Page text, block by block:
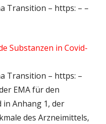
Transition – https: – –
Substanzen in Covid-
Transition – https: –
EMA für den
Anhang 1, der
des Arzneimittels,